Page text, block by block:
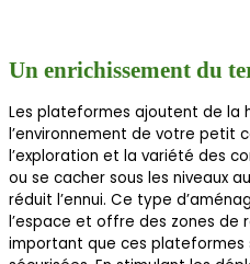
Un enrichissement du
Les plateformes ajoutent de la
l’environnement de votre petit
l’exploration et la variété des
ou se cacher sous les niveaux
réduit l’ennui. Ce type
l’espace et offre des zones de
important que ces plateformes